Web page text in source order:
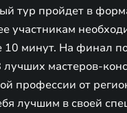
тур пройдет в
участникам
10 минут. На финал
мастеров-
профессии от
лучшим в своей